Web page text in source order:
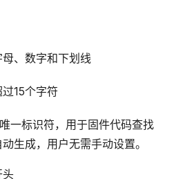
母、数字和下划线
15个字符
一标识符，用于固件代码查找
生成，用户无需手动设置。
头